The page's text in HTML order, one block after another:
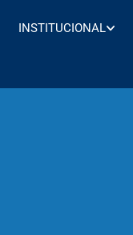
INSTITUCIONAL